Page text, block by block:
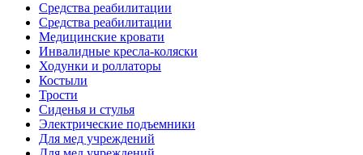
Средства реабилитации
Средства реабилитации
Медицинские кровати
Инвалидные кресла-коляски
Ходунки и роллаторы
Костыли
Трости
Сиденья и стулья
Электрические подъемники
Для мед учреждений